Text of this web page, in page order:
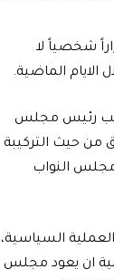
شخصياً لا
الايام الماضية.
منصب رئيس مجلس
من حيث التركيبة
النواب
السياسية،
ان يعود مجلس